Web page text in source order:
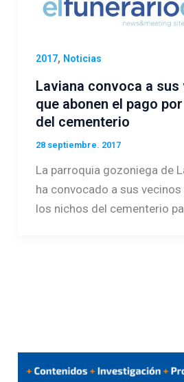
2017, Noticias
Laviana convoca a
que abonen el pago
del cementerio
28 septiembre. 2017
La parroquia gozoniega de
ha convocado a sus
los nichos del cementerio